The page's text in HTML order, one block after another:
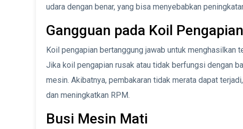
udara dengan benar, yang bisa menyebabkan
Gangguan pada Koil Pengapian
Koil pengapian bertanggung jawab untuk menghasilkan
Jika koil pengapian rusak atau tidak berfungsi dengan
mesin. Akibatnya, pembakaran tidak merata dapat
dan meningkatkan RPM.
Busi Mesin Mati